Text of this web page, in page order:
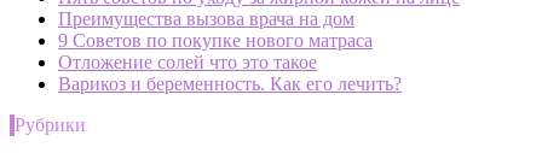
Преимущества вызова врача на дом
9 Советов по покупке нового матраса
Отложение солей что это такое
Варикоз и беременность. Как его лечить?
Рубрики